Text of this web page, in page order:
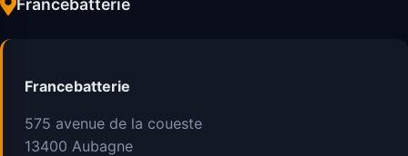
Francebatterie
Francebatterie
575 avenue de la coueste
13400 Aubagne